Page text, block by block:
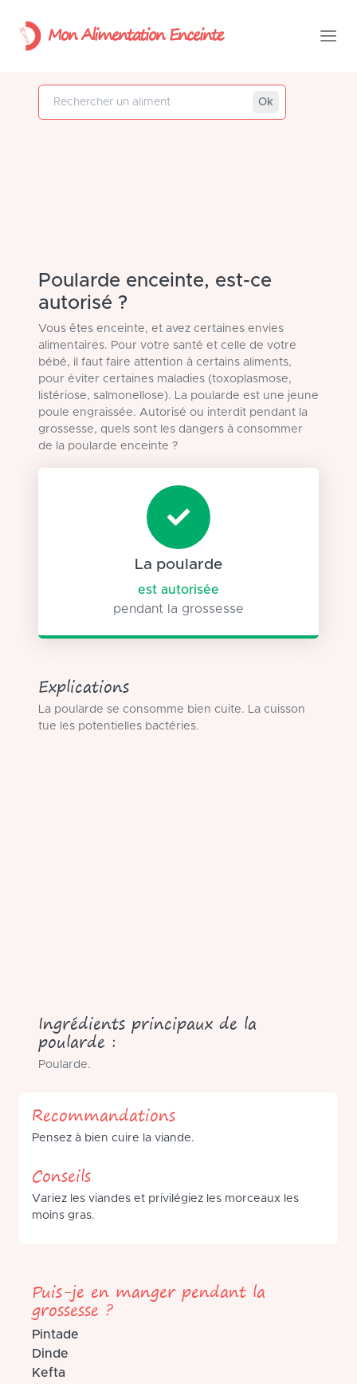
Mon Alimentation Enceinte
Rechercher un aliment
Ok
Poularde enceinte, est-ce
autorisé ?
Vous êtes enceinte, et avez certaines envies
alimentaires. Pour votre santé et celle de votre
bébé, il faut faire attention à certains aliments,
pour éviter certaines maladies (toxoplasmose,
listériose, salmonellose). La poularde est une jeune
poule engraissée. Autorisé ou interdit pendant la
grossesse, quels sont les dangers à consommer
de la poularde enceinte ?
La poularde
est autorisée
pendant la grossesse
Explications
La poularde se consomme bien cuite. La cuisson
tue les potentielles bactéries.
Ingrédients principaux de la
poularde :
Poularde.
Recommandations
Pensez à bien cuire la viande.
Conseils
Variez les viandes et privilégiez les morceaux les
moins gras.
Puis-je en manger pendant la
grossesse ?
Pintade
Dinde
Kefta